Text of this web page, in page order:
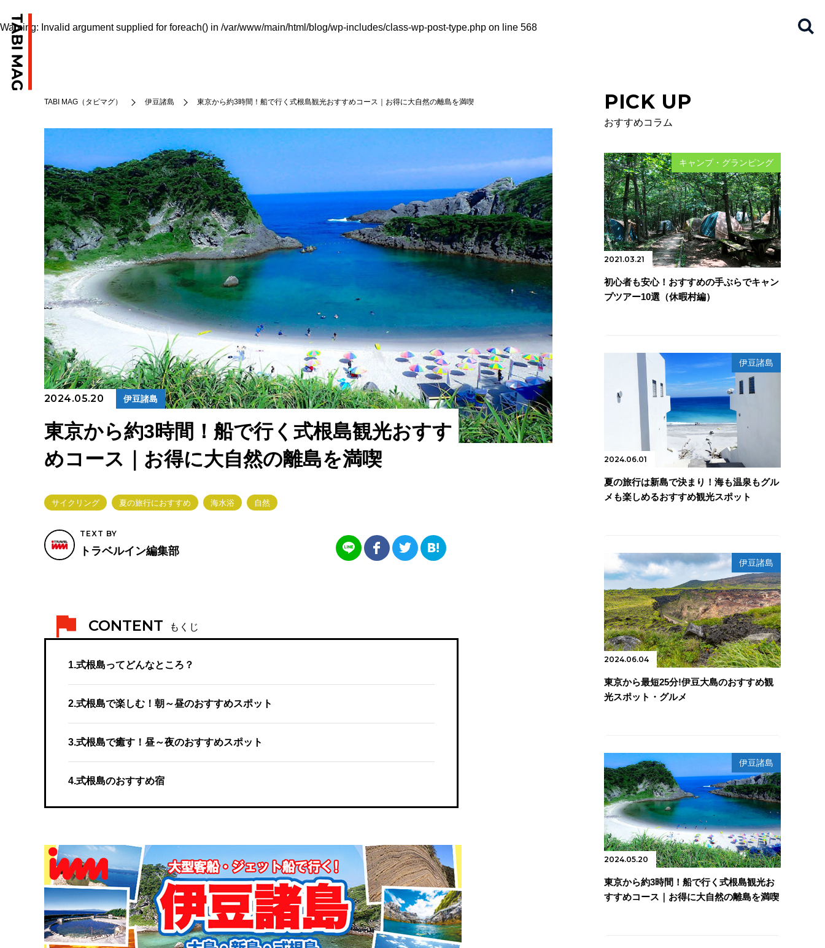
Warning: Invalid argument supplied for foreach() in /var/www/main/html/blog/wp-includes/class-wp-post-type.php on line 568
TABI MAG（タビマグ） 伊豆諸島 東京から約3時間！船で行く式根島観光おすすめコース｜お得に大自然の離島を満喫
2024.05.20 伊豆諸島
東京から約3時間！船で行く式根島観光おすす
めコース｜お得に大自然の離島を満喫
サイクリング 夏の旅行におすすめ 海水浴 自然
TEXT BY
トラベルイン編集部
CONTENT もくじ
1.式根島ってどんなところ？
2.式根島で楽しむ！朝～昼のおすすめスポット
3.式根島で癒す！昼～夜のおすすめスポット
4.式根島のおすすめ宿
PICK UP
おすすめコラム
キャンプ・グランピング
2021.03.21
初心者も安心！おすすめの手ぶらでキャン
プツアー10選（休暇村編）
伊豆諸島
2024.06.01
夏の旅行は新島で決まり！海も温泉もグル
メも楽しめるおすすめ観光スポット
伊豆諸島
2024.06.04
東京から最短25分!伊豆大島のおすすめ観
光スポット・グルメ
伊豆諸島
2024.05.20
東京から約3時間！船で行く式根島観光お
すすめコース｜お得に大自然の離島を満喫